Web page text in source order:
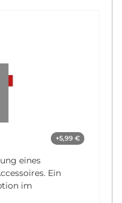
+5,99 €
eines
Ein
im